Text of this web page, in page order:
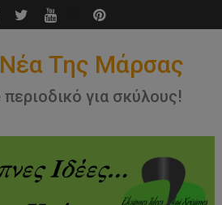
Της Μάρσας
για σκύλους!